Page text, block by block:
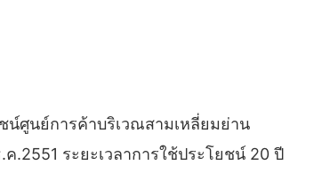
น์ศูนย์การค้าบริเวณสามเหลี่ยมย่าน
ระยะเวลาการใช้ประโยชน์ 20 ปี